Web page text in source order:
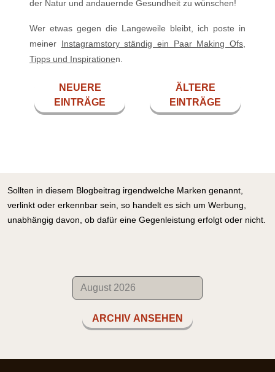
der Natur und andauernde Gesundheit zu wünschen!
Wer etwas gegen die Langeweile bleibt, ich poste in
meiner Instagramstory ständig ein Paar Making Ofs,
Tipps und Inspirationen.
NEUERE
EINTRÄGE
ÄLTERE
EINTRÄGE
Sollten in diesem Blogbeitrag irgendwelche Marken genannt,
verlinkt oder erkennbar sein, so handelt es sich um Werbung,
unabhängig davon, ob dafür eine Gegenleistung erfolgt oder nicht.
ARCHIV ANSEHEN